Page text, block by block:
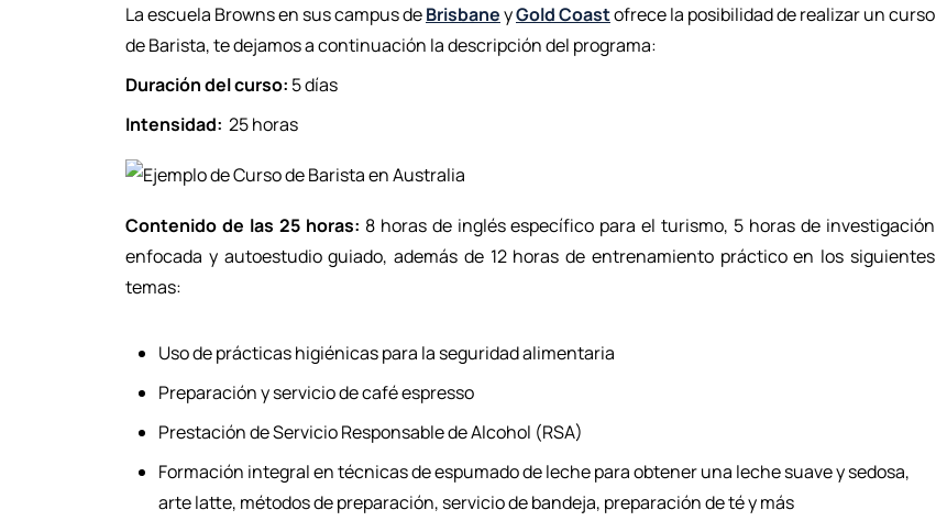
La escuela Browns en sus campus deBrisbaneyGold Coastofrece la posibilidad de realizar un curso
de Barista, te dejamos a continuación la descripción del programa:
Duración del curso: 5 días
Intensidad: 25 horas
Contenido de las 25 horas: 8 horas de inglés específico para el turismo, 5 horas de investigación
enfocada y autoestudio guiado, además de 12 horas de entrenamiento práctico en los siguientes
temas:
Uso de prácticas higiénicas para la seguridad alimentaria
Preparación y servicio de café espresso
Prestación de Servicio Responsable de Alcohol (RSA)
Formación integral en técnicas de espumado de leche para obtener una leche suave y sedosa,
arte latte, métodos de preparación, servicio de bandeja, preparación de té y más